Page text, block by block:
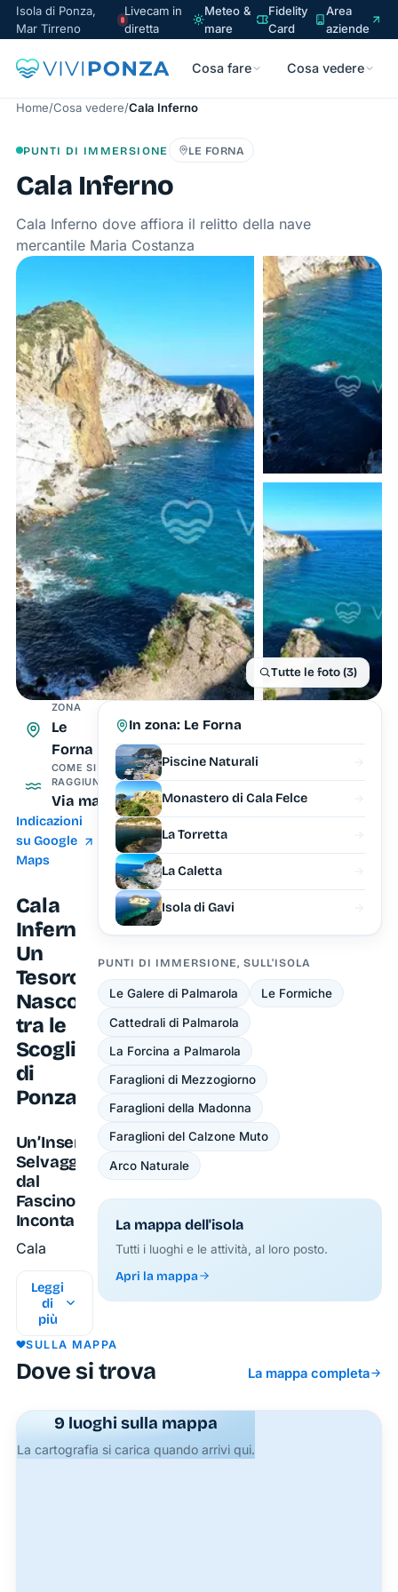
Isola di Ponza,
Mar Tirreno
Livecam in
diretta
Meteo &
mare
Fidelity
Card
Area
aziende
Cosa fare Cosa vedere
Home/Cosa vedere/Cala Inferno
PUNTI DI IMMERSIONE LE FORNA
Cala Inferno
Cala Inferno dove affiora il relitto della nave
mercantile Maria Costanza
Tutte le foto (3)
ZONA
Le
Forna
COME SI
RAGGIUNGE
Via mare
Indicazioni
su Google
Maps
Cala
Inferno:
Un
Tesoro
Nascosto
tra le
Scogliere
di
Ponza
Un’Insenatura
Selvaggia
dal
Fascino
Incontaminato
Cala
Inferno è
una
delle
cale più
suggestive
e
dell’isola
di
Ponza,
Leggi
di
più
In zona: Le Forna
Piscine Naturali
Monastero di Cala Felce
La Torretta
La Caletta
Isola di Gavi
PUNTI DI IMMERSIONE, SULL'ISOLA
Le Galere di Palmarola Le Formiche
Cattedrali di Palmarola
La Forcina a Palmarola
Faraglioni di Mezzogiorno
Faraglioni della Madonna
Faraglioni del Calzone Muto
Arco Naturale
La mappa dell'isola
Tutti i luoghi e le attività, al loro posto.
Apri la mappa
SULLA MAPPA
Dove si trova La mappa completa
9 luoghi sulla mappa
La cartografia si carica quando arrivi qui.